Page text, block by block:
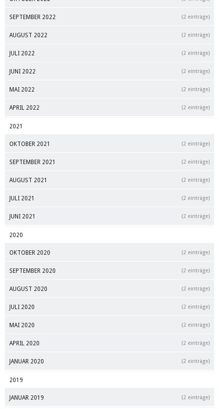
SEPTEMBER 2022 (2 einträge)
AUGUST 2022 (2 einträge)
JULI 2022 (2 einträge)
JUNI 2022 (2 einträge)
MAI 2022 (2 einträge)
APRIL 2022 (2 einträge)
2021
OKTOBER 2021 (2 einträge)
SEPTEMBER 2021 (2 einträge)
AUGUST 2021 (2 einträge)
JULI 2021 (2 einträge)
JUNI 2021 (2 einträge)
2020
OKTOBER 2020 (2 einträge)
SEPTEMBER 2020 (2 einträge)
AUGUST 2020 (2 einträge)
JULI 2020 (2 einträge)
MAI 2020 (2 einträge)
APRIL 2020 (2 einträge)
JANUAR 2020 (2 einträge)
2019
JANUAR 2019 (2 einträge)